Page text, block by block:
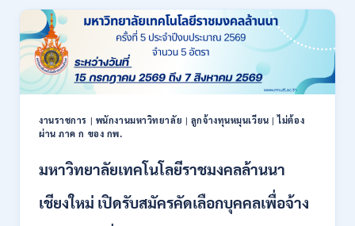
17
–
28
สิงหาคม
2569
กรม
ส่ง
เสริม
สหกรณ์
เปิด
รับ
พนักงาน
ราชการ
ปวท.
ป.ตรี
งานราชการ | พนักงานมหาวิทยาลัย | ลูกจ้างทุนหมุนเวียน |ไม่ต้อง
ผ่าน ภาค ก ของ กพ.
มหาวิทยาลัยเทคโนโลยีราชมงคลล้านนา
เชียงใหม่ เปิดรับสมัครคัดเลือกบุคคลเพื่อจ้าง